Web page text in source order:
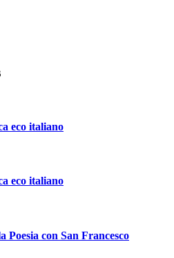
eco italiano
eco italiano
Poesia con San Francesco